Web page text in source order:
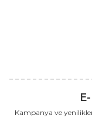
Kampanya ve